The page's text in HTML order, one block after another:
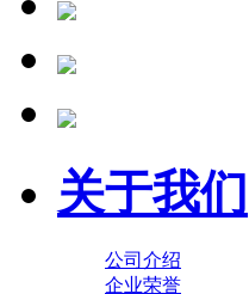
关于我们
公司介绍
企业荣誉